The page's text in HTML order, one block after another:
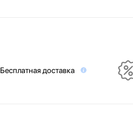
Бесплатная доставка